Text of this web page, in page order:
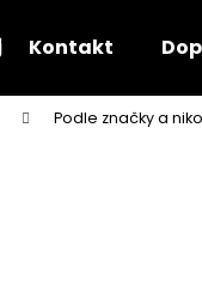
Kontakt
Podle značky a